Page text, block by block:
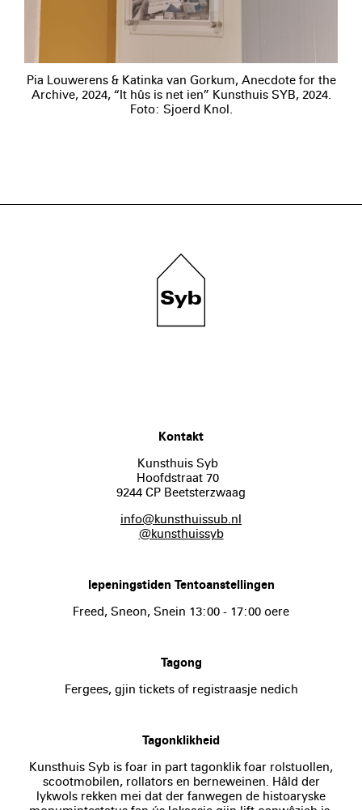
Pia Louwerens & Katinka van Gorkum, Anecdote for the
Archive, 2024, “It hûs is net ien” Kunsthuis SYB, 2024.
Foto: Sjoerd Knol.
Kontakt
Kunsthuis Syb
Hoofdstraat 70
9244 CP Beetsterzwaag
info@kunsthuissub.nl
@kunsthuissyb
Iepeningstiden Tentoanstellingen
Freed, Sneon, Snein 13:00 - 17:00 oere
Tagong
Fergees, gjin tickets of registraasje nedich
Tagonklikheid
Kunsthuis Syb is foar in part tagonklik foar rolstuollen,
scootmobilen, rollators en berneweinen. Hâld der
lykwols rekken mei dat der fanwegen de histoaryske